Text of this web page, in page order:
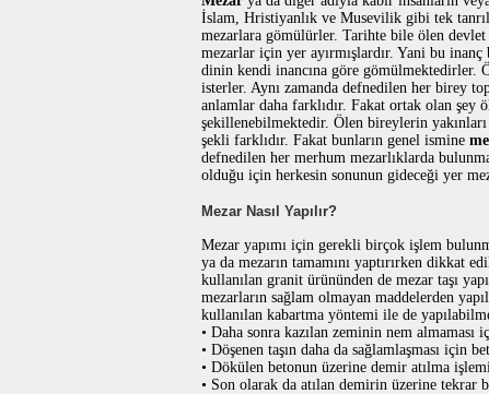
İslam, Hristiyanlık ve Musevilik gibi tek
mezarlara gömülürler. Tarihte bile ölen devlet
mezarlar için yer ayırmışlardır. Yani bu
dinin kendi inancına göre gömülmektedirler.
isterler. Aynı zamanda defnedilen her birey
anlamlar daha farklıdır. Fakat ortak olan
şekillenebilmektedir. Ölen bireylerin
şekli farklıdır. Fakat bunların genel ismine
defnedilen her merhum mezarlıklarda
olduğu için herkesin sonunun gideceği yer
Mezar Nasıl Yapılır?
Mezar yapımı için gerekli birçok işlem
ya da mezarın tamamını yaptırırken dikkat
kullanılan granit ürününden de mezar taşı
mezarların sağlam olmayan maddelerden
kullanılan kabartma yöntemi ile de
• Daha sonra kazılan zeminin nem almaması
• Döşenen taşın daha da sağlamlaşması için
• Dökülen betonun üzerine demir atılma
• Son olarak da atılan demirin üzerine tekrar